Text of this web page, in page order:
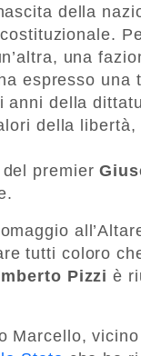
della
una
espresso una
anni della
della
del premier
tutti coloro
Pizzi è
Marcello, vicino